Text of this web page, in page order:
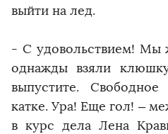
выйти на лед.
- С удовольствием! Мы
однажды взяли
выпустите.
катке. Ура! Еще гол! –
в курс дела Лена